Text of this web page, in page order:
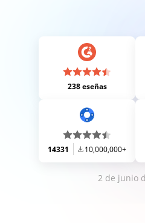
238 eseñas
14331 10,000,000+
2 de junio